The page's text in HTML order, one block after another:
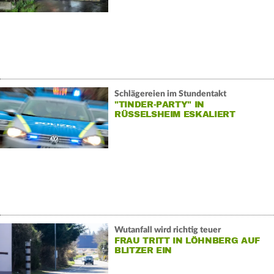
Schlägereien im Stundentakt
"TINDER-PARTY" IN
RÜSSELSHEIM ESKALIERT
Wutanfall wird richtig teuer
FRAU TRITT IN LÖHNBERG AUF
BLITZER EIN